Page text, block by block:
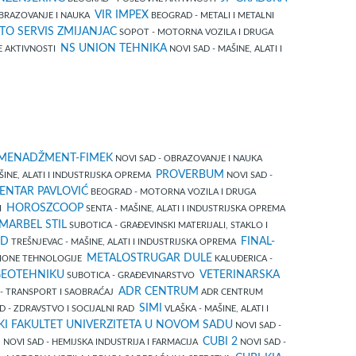
I NAUKA VIR IMPEX BEOGRAD - METALI I METALNI
SERVIS ZMIJANJAC SOPOT - MOTORNA VOZILA I DRUGA
AKTIVNOSTI
NS UNION TEHNIKA NOVI SAD - MAŠINE, ALATI I
FIMEKNOVI SAD - OBRAZOVANJE I NAUKA
ALATI I INDUSTRIJSKA OPREMA
PROVERBUM NOVI SAD -
PAVLOVIĆBEOGRAD - MOTORNA VOZILA I DRUGA
HOROSZCOOPSENTA - MAŠINE, ALATI I INDUSTRIJSKA OPREMA
STILSUBOTICA - GRAĐEVINSKI MATERIJALI, STAKLO I
TREŠNJEVAC - MAŠINE, ALATI I INDUSTRIJSKA OPREMA FINAL-
TEHNOLOGIJE METALOSTRUGAR DULE KALUĐERICA -
SUBOTICA - GRAĐEVINARSTVO VETERINARSKA
TRANSPORT I SAOBRAĆAJ ADR CENTRUM ADR CENTRUM
- ZDRAVSTVO I SOCIJALNI RAD SIMI VLAŠKA - MAŠINE, ALATI I
FAKULTET UNIVERZITETA U NOVOM SADUNOVI SAD -
NOVI SAD - HEMIJSKA INDUSTRIJA I FARMACIJA CUBI 2 NOVI SAD -